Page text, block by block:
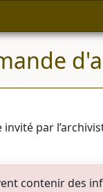
invité par
contenir des